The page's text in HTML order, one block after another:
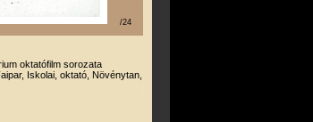
/24
oktatófilm sorozata
Iskolai, oktató, Növénytan,